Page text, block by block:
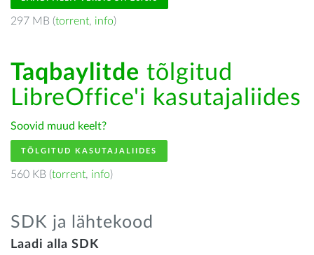
297 MB (torrent, info)
Taqbaylitde tõlgitud
LibreOffice'i kasutajaliides
Soovid muud keelt?
TÕLGITUD KASUTAJALIIDES
560 KB (torrent, info)
SDK ja lähtekood
Laadi alla SDK